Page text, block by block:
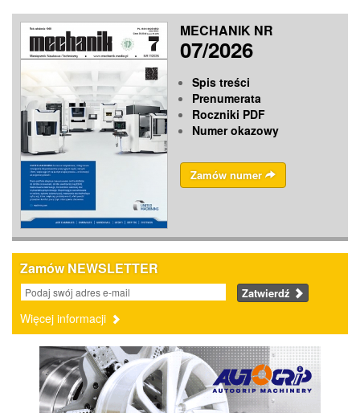
MECHANIK NR
07/2026
Spis treści
Prenumerata
Roczniki PDF
Numer okazowy
Zamów numer
Zamów NEWSLETTER
Zatwierdź
Więcej informacji